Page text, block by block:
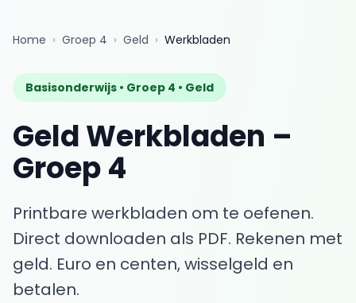
Home › Groep 4 › Geld › Werkbladen
Basisonderwijs • Groep 4 • Geld
GeldWerkbladen –
Groep 4
Printbare werkbladen om te oefenen.
Direct downloaden als PDF. Rekenen met
geld. Euro en centen, wisselgeld en
betalen.